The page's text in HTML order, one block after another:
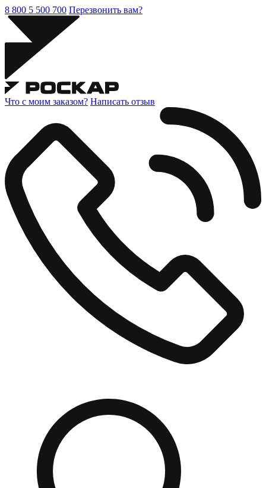
8 800 5 500 700 Перезвонить вам?
Что с моим заказом? Написать отзыв